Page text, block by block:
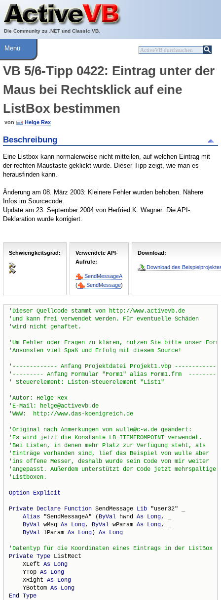
Die Community zu .NET und Classic VB.
Über ActiveVB
Hilfe
Menü
VB 5/6-Tipp 0422: Eintrag unter der
Maus bei Rechtsklick auf eine
ListBox bestimmen
von Helge Rex
Beschreibung
Eine Listbox kann normalerweise nicht mitteilen, auf welchen Eintrag mit
der rechten Maustaste geklickt wurde. Dieser Tipp zeigt, wie man es
herausfinden kann.
Änderung am 08. März 2003: Kleinere Fehler wurden behoben. Nähere
Infos im Sourcecode.
Update am 23. September 2004 von Herfried K. Wagner: Die API-
Deklaration wurde korrigiert.
Schwierigkeitsgrad:
Verwendete API-
Aufrufe:
SendMessageA
(
SendMessage)
Download:
Download des
Option Explicit
Private Declare Function SendMessage Lib "user32" _
Alias "SendMessageA" ( ByVal hwnd As Long, _
ByVal wMsg As Long, ByVal wParam As Long, _
ByVal lParam As Long) As Long
Private Type ListRect
    XLeft
As Long
    YTop
As Long
    XRight
As Long
    YBottom
As Long
End Type